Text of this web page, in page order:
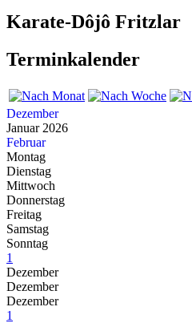
Karate-Dôjô Fritzlar
Terminkalender
Dezember
Januar 2026
Februar
Montag
Dienstag
Mittwoch
Donnerstag
Freitag
Samstag
Sonntag
1
Dezember
Dezember
Dezember
1